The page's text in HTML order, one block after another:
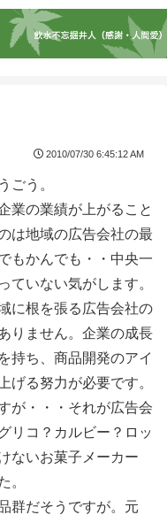
2010/07/30 6:45:12 AM
ごう。
業の業績が上がること
は地域の広告会社の最
もかんでも・・中央一
ていない気がします。
に根を張る広告会社の
りません。企業の成長
持ち、商品開発のアイ
げる努力が必要です。
が・・・それが広告会
リコ？カルビー？ロッ
ないお菓子メーカー
。
群だそうですが。元